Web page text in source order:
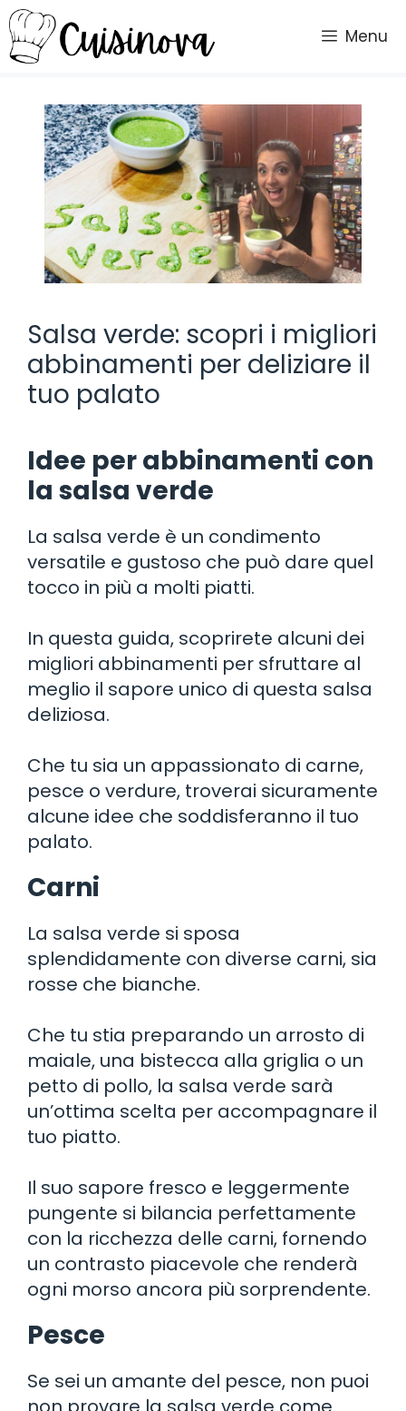
Vai
al
contenuto
Menu
Salsa verde: scopri i migliori
abbinamenti per deliziare il
tuo palato
Idee per abbinamenti con
la salsa verde
La salsa verde è un condimento
versatile e gustoso che può dare quel
tocco in più a molti piatti.
In questa guida, scoprirete alcuni dei
migliori abbinamenti per sfruttare al
meglio il sapore unico di questa salsa
deliziosa.
Che tu sia un appassionato di carne,
pesce o verdure, troverai sicuramente
alcune idee che soddisferanno il tuo
palato.
Carni
La salsa verde si sposa
splendidamente con diverse carni, sia
rosse che bianche.
Che tu stia preparando un arrosto di
maiale, una bistecca alla griglia o un
petto di pollo, la salsa verde sarà
un’ottima scelta per accompagnare il
tuo piatto.
Il suo sapore fresco e leggermente
pungente si bilancia perfettamente
con la ricchezza delle carni, fornendo
un contrasto piacevole che renderà
ogni morso ancora più sorprendente.
Pesce
Se sei un amante del pesce, non puoi